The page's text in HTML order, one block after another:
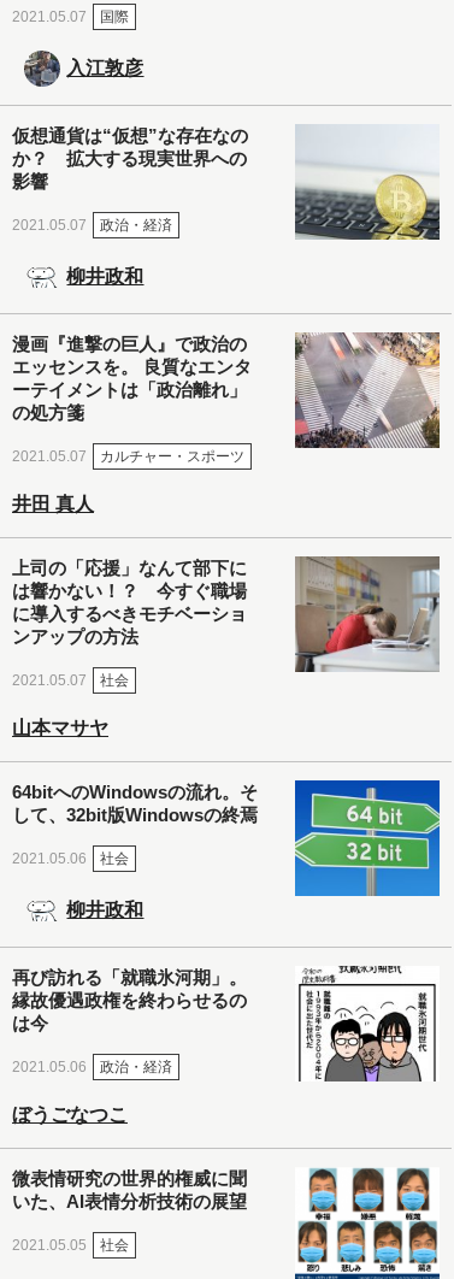
2021.05.07 国際
入江敦彦
仮想通貨は“仮想”な存在なの
か？ 拡大する現実世界への
影響
2021.05.07 政治・経済
柳井政和
漫画『進撃の巨人』で政治の
エッセンスを。 良質なエンタ
ーテイメントは「政治離れ」
の処方箋
2021.05.07 カルチャー・スポーツ
井田 真人
上司の「応援」なんて部下に
は響かない！？ 今すぐ職場
に導入するべきモチベーショ
ンアップの方法
2021.05.07 社会
山本マサヤ
64bitへのWindowsの流れ。そ
して、32bit版Windowsの終焉
2021.05.06 社会
柳井政和
再び訪れる「就職氷河期」。
縁故優遇政権を終わらせるの
は今
2021.05.06 政治・経済
ぼうごなつこ
微表情研究の世界的権威に聞
いた、AI表情分析技術の展望
2021.05.05 社会